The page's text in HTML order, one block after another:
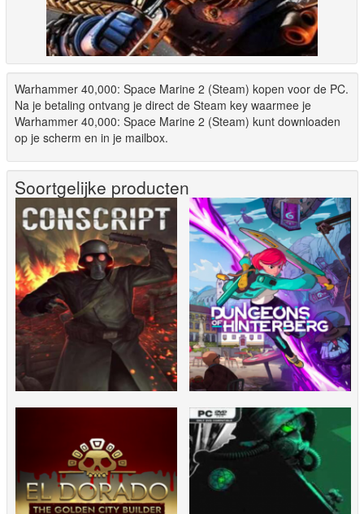
Warhammer 40,000: Space Marine 2 (Steam) kopen voor de PC.
Na je betaling ontvang je direct de Steam key waarmee je
Warhammer 40,000: Space Marine 2 (Steam) kunt downloaden
op je scherm en in je mailbox.
Soortgelijke producten